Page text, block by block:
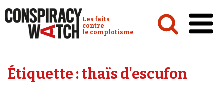
Conspiracy Watch :
Les faits
contre
le complotisme
Analyses
Étiquette :thaïs d'escufon